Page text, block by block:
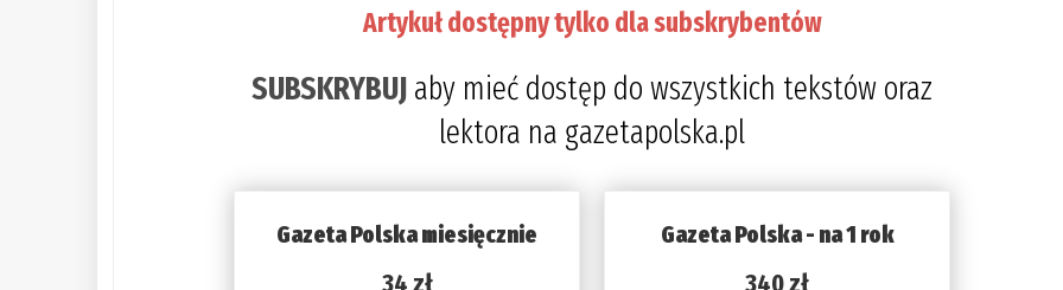
Artykuł dostępny tylko dla subskrybentów
SUBSKRYBUJ aby mieć dostęp do wszystkich tekstów oraz
lektora na gazetapolska.pl
Gazeta Polska miesięcznie Gazeta Polska - na 1 rok